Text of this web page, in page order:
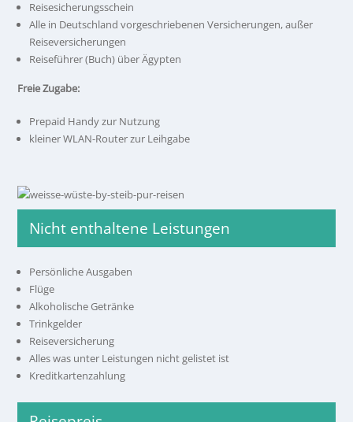
Reisesicherungsschein
Alle in Deutschland vorgeschriebenen Versicherungen, außer
Reiseversicherungen
Reiseführer (Buch) über Ägypten
Freie Zugabe:
Prepaid Handy zur Nutzung
kleiner WLAN-Router zur Leihgabe
Nicht enthaltene Leistungen
Persönliche Ausgaben
Flüge
Alkoholische Getränke
Trinkgelder
Reiseversicherung
Alles was unter Leistungen nicht gelistet ist
Kreditkartenzahlung